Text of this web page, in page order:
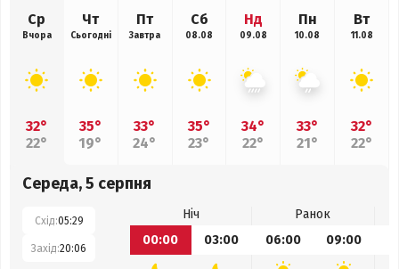
Ср
Вчора
32°
22°
Чт
Сьогодні
35°
19°
Пт
Завтра
33°
24°
Сб
08.08
35°
23°
Нд
09.08
34°
22°
Пн
10.08
33°
21°
Вт
11.08
32°
22°
Середа, 5 серпня
Схід:05:29
Захід:20:06
Ніч
Ранок
00:00
03:00 06:00 09:00